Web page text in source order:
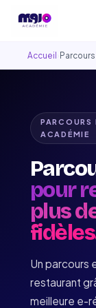
Accueil
ACADÉMIE
pour
plus
Un parcours
restaurant
meilleure e-